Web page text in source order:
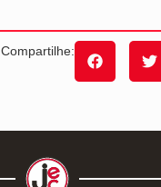
Compartilhe: